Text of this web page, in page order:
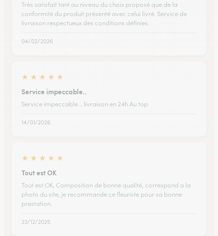
Très satisfait tant au niveau du choix proposé que de la
conformité du produit présenté avec celui livré. Service de
livraison respectueux des conditions définies.
04/02/2026
★ ★ ★ ★ ★
Service impeccable..
Service impeccable... livraison en 24h Au top
14/01/2026
★ ★ ★ ★ ★
Tout est OK
Tout est OK, Composition de bonne qualité, correspond a la
photo du site, je recommande ce fleuriste pour sa bonne
prestation.
23/12/2025